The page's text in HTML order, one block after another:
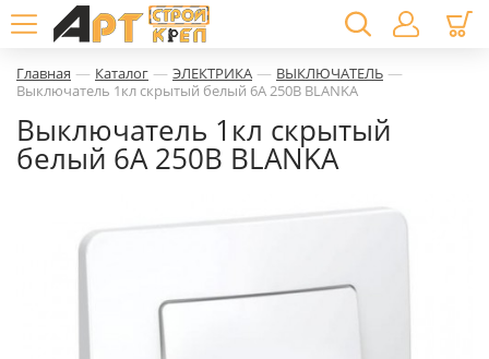
Главная — Каталог — ЭЛЕКТРИКА — ВЫКЛЮЧАТЕЛЬ —
Выключатель 1кл скрытый белый 6А 250В BLANKA
Выключатель 1кл скрытый
белый 6А 250В BLANKA